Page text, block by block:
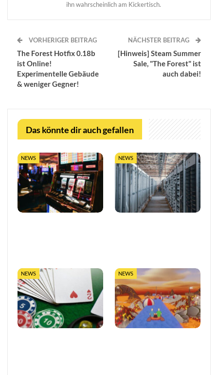
ihn wahrscheinlich am Kickertisch.
VORHERIGER BEITRAG
The Forest Hotfix 0.18b
ist Online!
Experimentelle Gebäude
& weniger Gegner!
NÄCHSTER BEITRAG
[Hinweis] Steam Summer
Sale, "The Forest" ist
auch dabei!
Das könnte dir auch gefallen
NEWS NEWS
NEWS NEWS